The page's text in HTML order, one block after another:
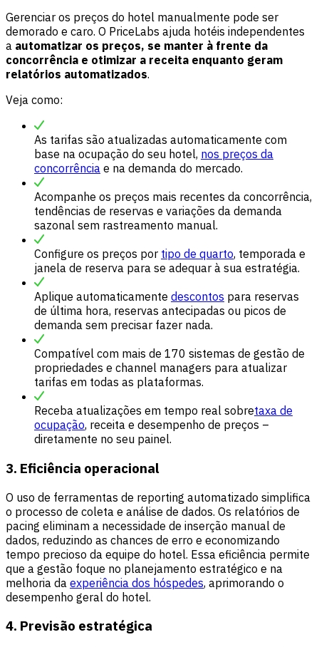
Gerenciar os preços do hotel manualmente pode ser
demorado e caro. O PriceLabs ajuda hotéis independentes
a automatizar os preços, se manter à frente da
concorrência e otimizar a receita enquanto geram
relatórios automatizados.
Veja como:
As tarifas são atualizadas automaticamente com
base na ocupação do seu hotel, nos preços da
concorrência e na demanda do mercado.
Acompanhe os preços mais recentes da concorrência,
tendências de reservas e variações da demanda
sazonal sem rastreamento manual.
Configure os preços por tipo de quarto, temporada e
janela de reserva para se adequar à sua estratégia.
Aplique automaticamente descontos para reservas
de última hora, reservas antecipadas ou picos de
demanda sem precisar fazer nada.
Compatível com mais de 170 sistemas de gestão de
propriedades e channel managers para atualizar
tarifas em todas as plataformas.
Receba atualizações em tempo real sobretaxa de
ocupação, receita e desempenho de preços –
diretamente no seu painel.
3. Eficiência operacional
O uso de ferramentas de reporting automatizado simplifica
o processo de coleta e análise de dados. Os relatórios de
pacing eliminam a necessidade de inserção manual de
dados, reduzindo as chances de erro e economizando
tempo precioso da equipe do hotel. Essa eficiência permite
que a gestão foque no planejamento estratégico e na
melhoria da experiência dos hóspedes, aprimorando o
desempenho geral do hotel.
4. Previsão estratégica